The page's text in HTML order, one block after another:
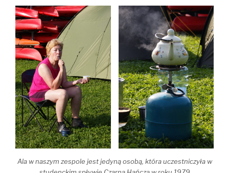
Ala w naszym zespole jest jedyną osobą, która uczestniczyła w